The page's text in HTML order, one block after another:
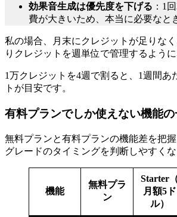
効果音生成は優先度を下げる ：1
費が大きいため、本当に必要なと
私の場合、月末にクレジットが足りな
りクレジットを週単位で管理するように
1万クレジットを4週で割ると、1週間あ
トが目安です。
有料プランでしか使えない機能
無料プランと有料プランの機能差を把
グレードのタイミングを判断しやすくな
機能
無料プラ
ン
Starter
月額5ド
ル）